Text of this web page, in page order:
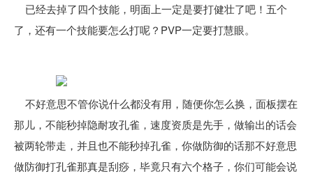
已经去掉了四个技能，明面上一定是要打健壮了吧！五个
了，还有一个技能要怎么打呢？PVP一定要打慧眼。
不好意思不管你说什么都没有用，随便你怎么换，面板摆在
那儿，不能秒掉隐耐攻孔雀，速度资质是先手，做输出的话会
被两轮带走，并且也不能秒掉孔雀，你做防御的话那不好意思
做防御打孔雀那真是刮痧，毕竟只有六个格子，你们可能会说